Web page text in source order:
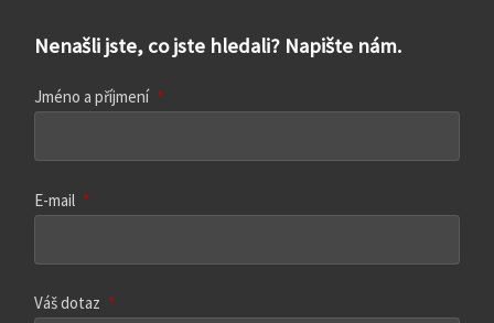
Nenašli jste, co jste hledali? Napište nám.
Jméno a příjmení *
E-mail *
Váš dotaz *